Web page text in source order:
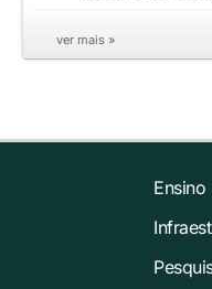
ver mais »
Ensino